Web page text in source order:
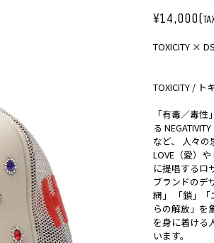
¥14,000(
TOXICITY ×
TOXICITY / ト
「有毒／毒
る
など、 人々の
LOVE（愛）
に提唱するロ
ブランドのデ
網」 「鎖」
らの解放」を
を身に着ける
います。